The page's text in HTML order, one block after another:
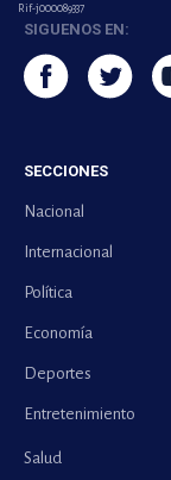
Rif-j000089337
SIGUENOS EN:
SECCIONES
Nacional
Internacional
Política
Economía
Deportes
Entretenimiento
Salud